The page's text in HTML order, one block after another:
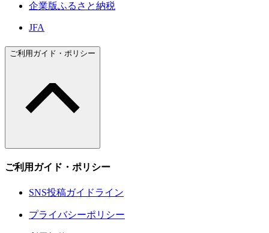
企業版ふるさと納税
JFA
ご利用ガイド・ポリシー
ご利用ガイド・ポリシー
SNS投稿ガイドライン
プライバシーポリシー